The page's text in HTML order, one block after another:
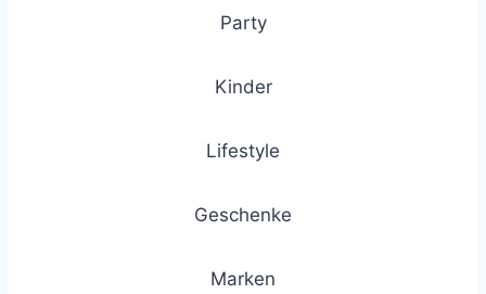
Party
Kinder
Lifestyle
Geschenke
Marken